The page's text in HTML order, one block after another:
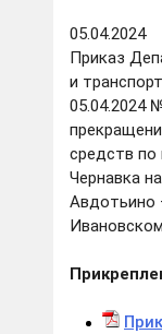
05.04.2024
Приказ
и
05.04.2024
средств по
Чернавка
Авдотьино